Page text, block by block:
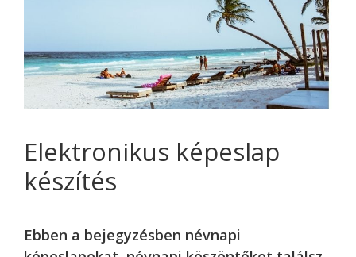
Elektronikus képeslap
készítés
Ebben a bejegyzésben névnapi